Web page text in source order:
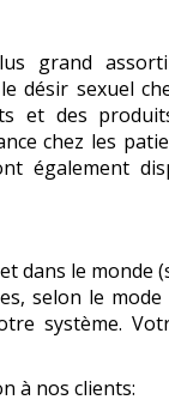
grand
désir sexuel
et des
chez les
également
dans le monde
selon le
système.
à nos clients: